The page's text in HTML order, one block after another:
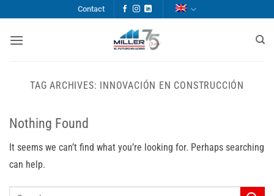
to
content
Contact
TAG ARCHIVES: INNOVACIÓN EN CONSTRUCCIÓN
Nothing Found
It seems we can’t find what you’re looking for. Perhaps searching
can help.